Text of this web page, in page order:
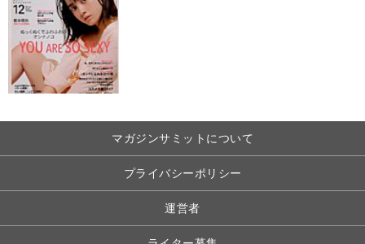
マガジンサミットについて
プライバシーポリシー
運営者